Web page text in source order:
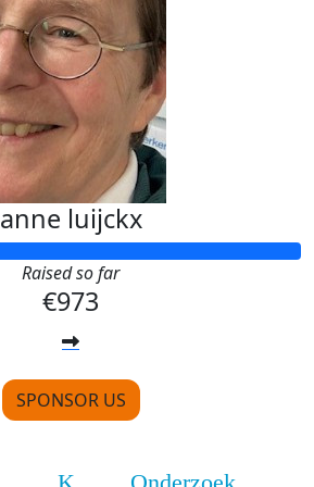
anne luijckx
Raised so far
€973
SPONSOR US